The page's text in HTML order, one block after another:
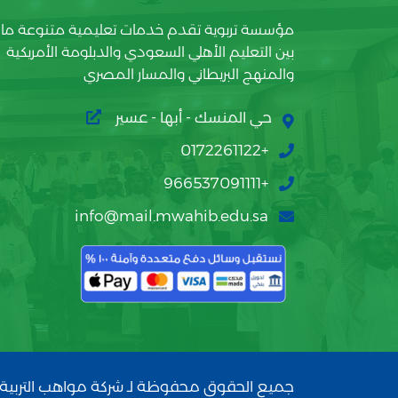
مؤسسة تربوية تقدم خدمات تعليمية متنوعة ما
بين التعليم الأهلي السعودي والدبلومة الأمريكية
والمنهج البريطاني والمسار المصري
حي المنسك - أبها - عسير
+0172261122
+966537091111
info@mail.mwahib.edu.sa
جميع الحقوق محفوظة لـ شركة مواهب التربية